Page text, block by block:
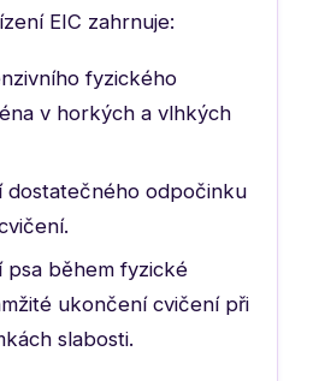
EIC zahrnuje:
fyzického
v horkých a vlhkých
dostatečného odpočinku
psa během fyzické
ukončení cvičení při
slabosti.